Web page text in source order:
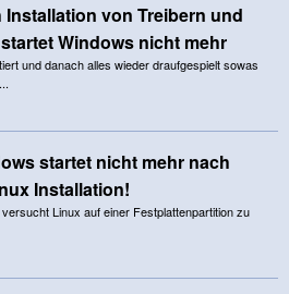
Installation von Treibern und
Windows nicht mehr
und danach alles wieder draufgespielt sowas
startet nicht mehr nach
Installation!
Linux auf einer Festplattenpartition zu